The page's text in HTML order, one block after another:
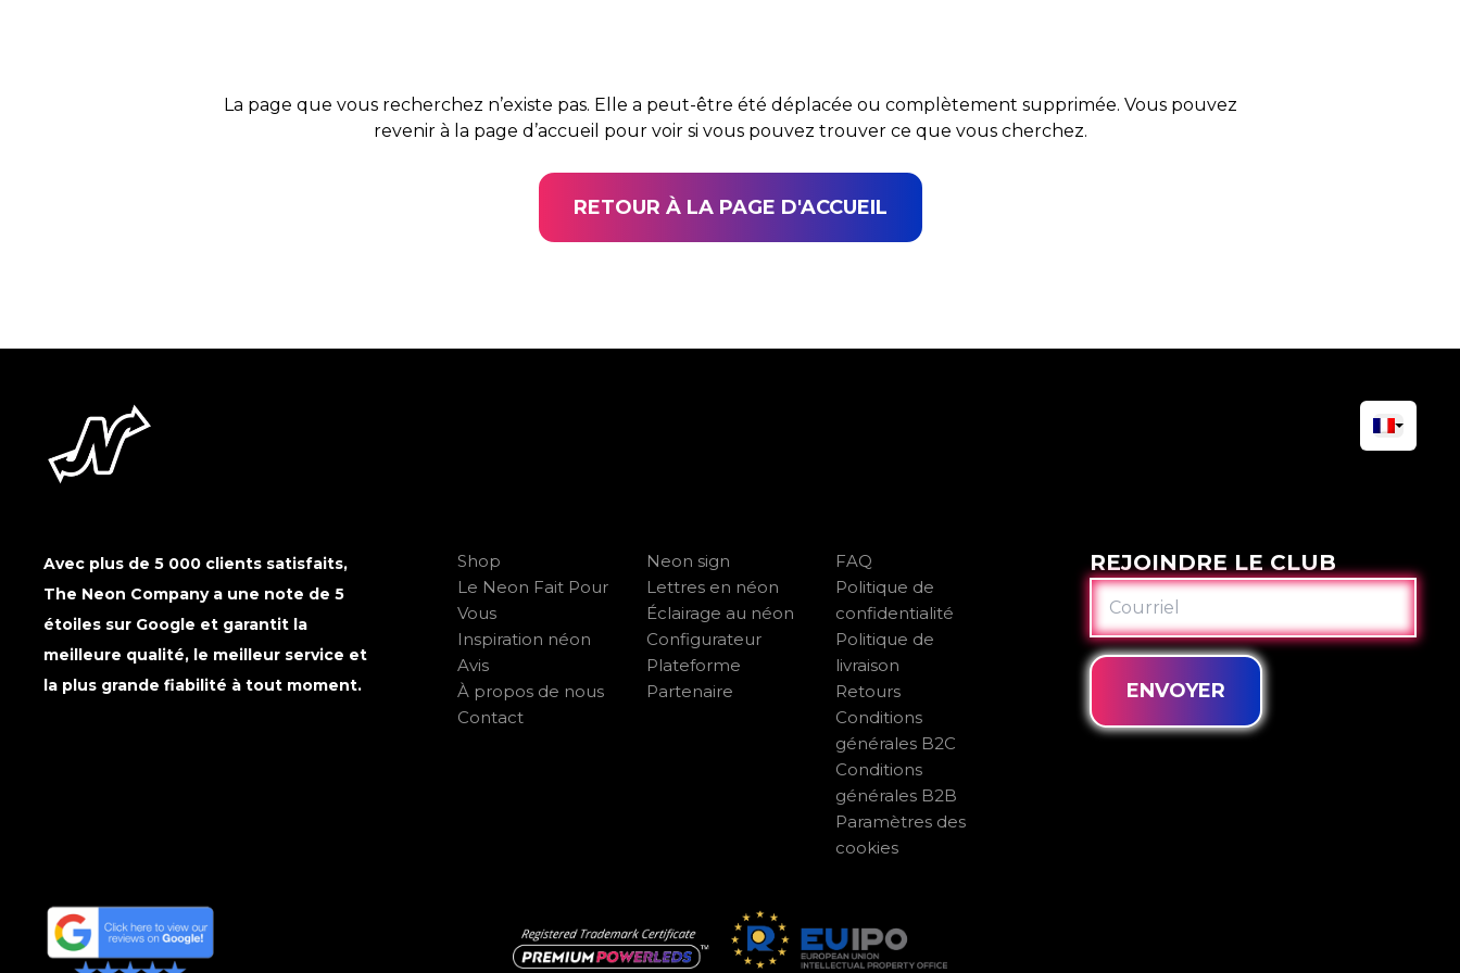
La page que vous recherchez n’existe pas. Elle a peut-être été déplacée ou complètement supprimée. Vous pouvez
revenir à la page d’accueil pour voir si vous pouvez trouver ce que vous cherchez.
RETOUR À LA PAGE D'ACCUEIL
Avec plus de 5 000 clients satisfaits,
The Neon Company a une note de 5
étoiles sur Google et garantit la
meilleure qualité, le meilleur service et
la plus grande fiabilité à tout moment.
Shop
Le Neon Fait Pour
Vous
Inspiration néon
Avis
À propos de nous
Contact
Neon sign
Lettres en néon
Éclairage au néon
Configurateur
Plateforme
Partenaire
FAQ
Politique de
confidentialité
Politique de
livraison
Retours
Conditions
générales B2C
Conditions
générales B2B
Paramètres des
cookies
REJOINDRE LE CLUB
COURRIEL
ENVOYER